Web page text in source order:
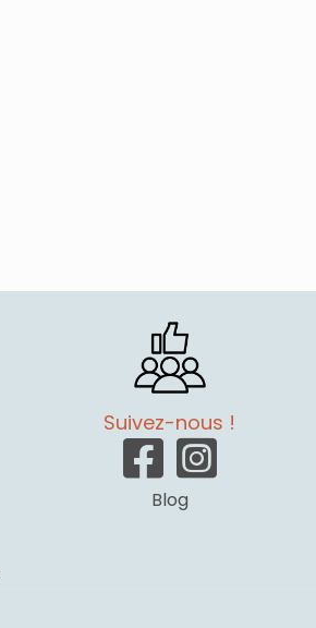
Suivez-nous !
Blog